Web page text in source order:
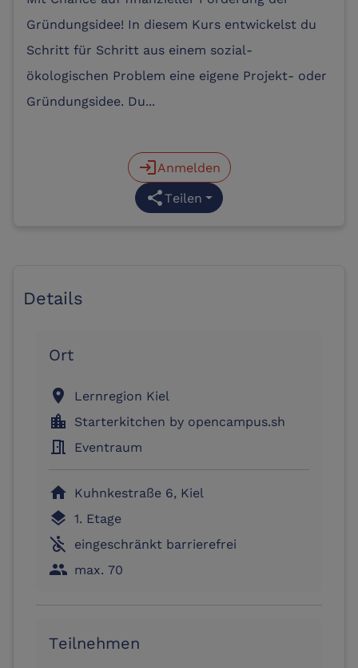
Gründungsidee! In diesem Kurs entwickelst du
Schritt für Schritt aus einem sozial-
ökologischen Problem eine eigene Projekt- oder
Gründungsidee. Du...
loginAnmelden
shareTeilen
Details
Ort
location_on Lernregion Kiel
location_city Starterkitchen by opencampus.sh
meeting_room Eventraum
home Kuhnkestraße 6, Kiel
layers 1. Etage
not_accessible eingeschränkt barrierefrei
people max. 70
Teilnehmen